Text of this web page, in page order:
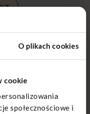
O plikach cookies
cookie
społecznościowe i
nad chorym